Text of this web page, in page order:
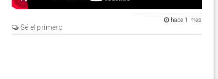
hace 1 mes
Sé el primero